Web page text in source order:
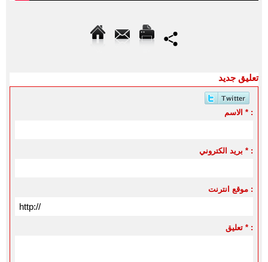
تعليق جديد
الاسم * :
بريد الكتروني * :
موقع انترنت :
تعليق * :